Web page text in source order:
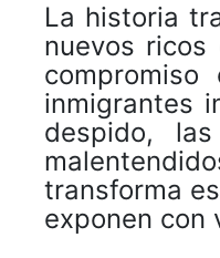
La historia
nuevos
inmigrantes
despido,
transforma
exponen con